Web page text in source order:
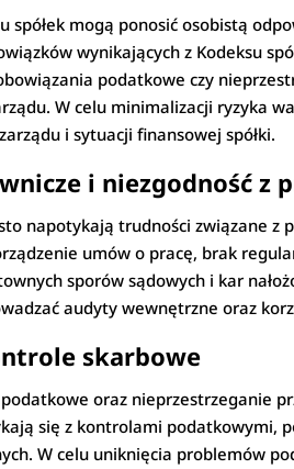
spółek mogą ponosić osobistą
wynikających z Kodeksu
podatkowe czy
W celu minimalizacji ryzyka
i sytuacji finansowej spółki.
i niezgodność z
napotykają trudności związane
umów o pracę, brak
sporów sądowych i kar
audyty wewnętrzne oraz
skarbowe
oraz nieprzestrzeganie
się z kontrolami podatkowymi,
W celu uniknięcia problemów